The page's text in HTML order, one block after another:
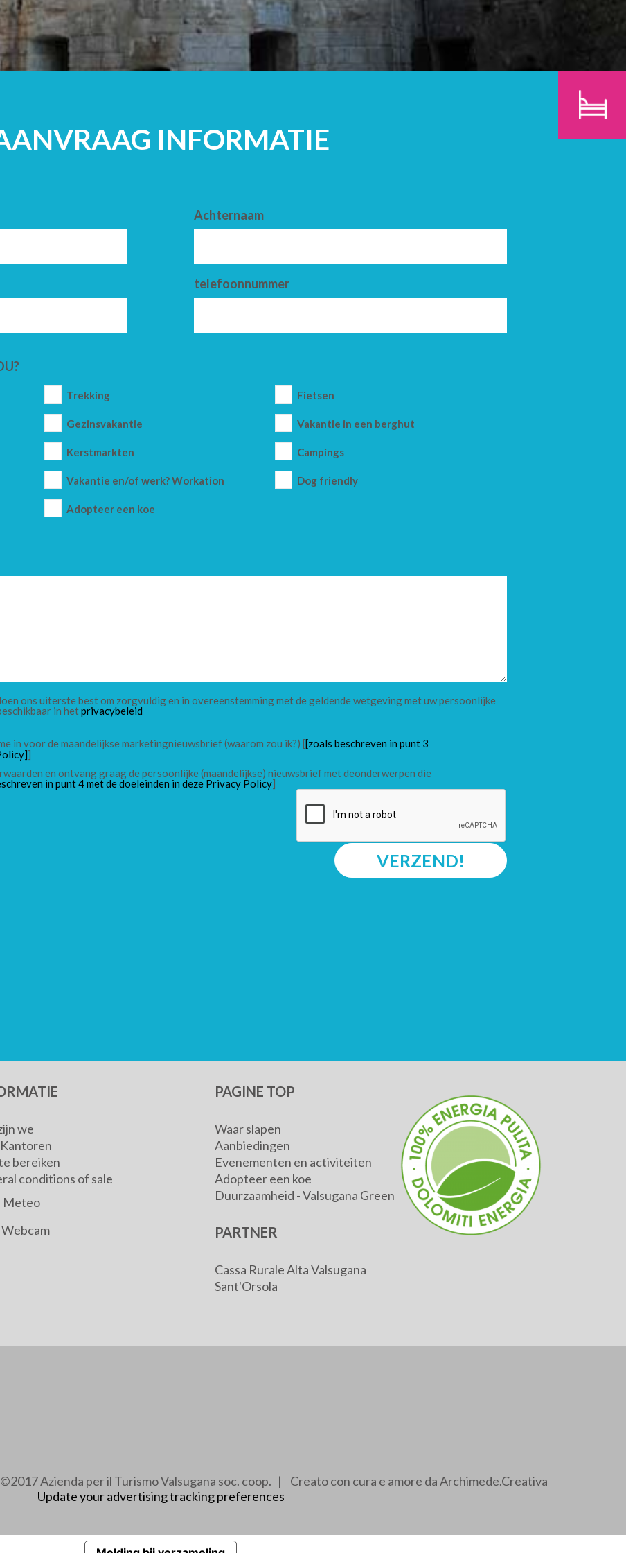
VOLWASSENEN
ZOEK
INFORMATIE
Achternaam
telefoonnummer
Trekking Fietsen
Gezinsvakantie Vakantie in een berghut
Kerstmarkten Campings
Vakantie en/of werk? Workation Dog friendly
Adopteer een koe
ons uiterste best om zorgvuldig en in overeenstemming met de geldende wetgeving met uw persoonlijke
in hetprivacybeleid
in voor de maandelijkse marketingnieuwsbrief(waarom zou ik?) [[zoals beschreven in punt 3
]
en ontvang graag de persoonlijke (maandelijkse) nieuwsbrief met deonderwerpen die
in punt 4 met de doeleinden in deze Privacy Policy]
VERZEND!
we
bereiken
conditions of sale
Meteo
Webcam
PAGINE TOP
Waar slapen
Aanbiedingen
Evenementen en activiteiten
Adopteer een koe
Duurzaamheid - Valsugana Green
PARTNER
Cassa Rurale Alta Valsugana
Sant'Orsola
Azienda per il Turismo Valsugana soc. coop. | Creato con cura e amore da Archimede.Creativa
Update your advertising tracking preferences